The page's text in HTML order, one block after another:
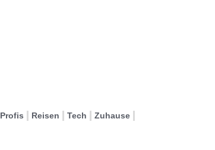
Profis Reisen Tech Zuhause